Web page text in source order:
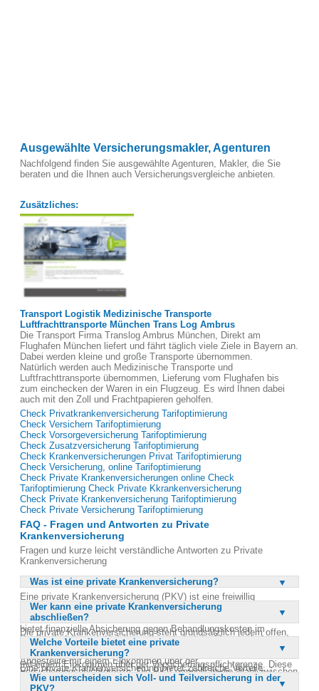
Ausgewählte Versicherungsmakler, Agenturen
Nachfolgend finden Sie ausgewählte Agenturen, Makler, die Sie
beraten und die Ihnen auch Versicherungsvergleiche anbieten.
Zusätzliches:
Transport Logistik Medizinische Transporte
Luftfrachttransporte München Trans Log Ambrus
Die Transport Firma Translog Ambrus München, Direkt am
Flughafen München liefert und fährt täglich viele Ziele in Bayern an.
Dabei werden kleine und große Transporte übernommen.
Natürlich werden auch Medizinische Transporte und
Luftfrachttransporte übernommen, Lieferung vom Flughafen bis
zum einchecken der Waren in ein Flugzeug. Es wird Ihnen dabei
auch mit den Zoll und Frachtpapieren geholfen.
Check Privatkrankenversicherung Tarifoptimierung
Check Versichern Tarifoptimierung
Check Vorsorgeversicherung Tarifoptimierung
Check Zusatzversicherung Tarifoptimierung
Check Krankenversicherungen Privat Tarifoptimierung
Check Versicherung, online Tarifoptimierung
Check Private Krankenversicherungen online Check
Tarifoptimierung Check Private Kkrankenversicherung
Check Private Krankenversicherung Tarifoptimierung
Check Private Versicherung Tarifoptimierung
FAQ - Fragen und Antworten zu Private
Krankenversicherung
Fragen und kurze leicht verständliche Antworten zu Private
Krankenversicherung
Was ist eine private Krankenversicherung?
Eine private Krankenversicherung (PKV) ist eine freiwillig
abschließbare Versicherung, die im Gegensatz zur gesetzlichen
Krankenversicherung (GKV) nicht einkommensabhängig ist. Sie
bietet finanzielle Absicherung gegen Behandlungskosten im
Krankheitsfall, nach Unfällen oder während der Mutterschaft.
Besonders geeignet ist sie für Beamte, Selbstständige und
Angestellte mit einem Einkommen über der
Versicherungspflichtgrenze. Die PKV ermöglicht die Wahl zwischen
einer Vollversicherung, die alle möglichen Behandlungskosten
Wer kann eine private Krankenversicherung
abschließen?
Die private Krankenversicherung steht grundsätzlich jedem offen,
jedoch ist sie besonders für bestimmte Personengruppen attraktiv.
Dazu gehören Beamte, Selbstständige, Freiberufler und Angestellte
mit einem Einkommen über der Versicherungspflichtgrenze. Diese
Personen können sich zwischen einer Voll- und Teilversicherung
entscheiden. Auch GKV-Mitglieder können durch
Welche Vorteile bietet eine private
Krankenversicherung?
Eine private Krankenversicherung bietet zahlreiche Vorteile,
darunter die individuelle Gestaltung der Versicherungsleistungen.
Wie unterscheiden sich Voll- und Teilversicherung in der
PKV?